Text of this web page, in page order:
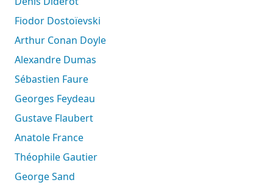
Fiodor Dostoïevski
Arthur Conan Doyle
Alexandre Dumas
Sébastien Faure
Georges Feydeau
Gustave Flaubert
Anatole France
Théophile Gautier
George Sand